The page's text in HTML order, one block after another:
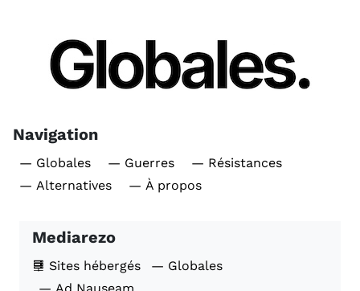
Navigation
— Globales — Guerres
— Résistances
— Alternatives
— À propos
Mediarezo
Sites hébergés
— Globales